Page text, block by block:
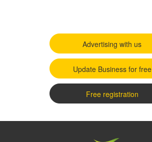
Advertising with us
Update Business for free
Free registration